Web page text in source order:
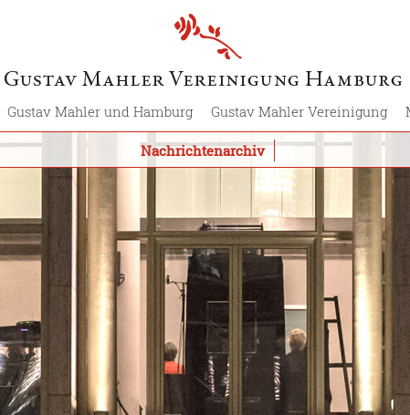
Nachrichtenarchiv
Gustav Mahler und Hamburg Gustav Mahler Vereinigung